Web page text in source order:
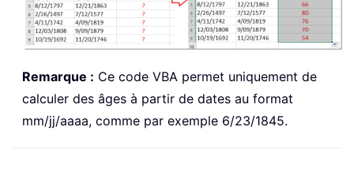
End Function
Dim I As Long
Dim K As Long
    Y
= 0
Remarque : Ce code VBA permet uniquement de
calculer des âges à partir de dates au format
mm/jj/aaaa, comme par exemple 6/23/1845.